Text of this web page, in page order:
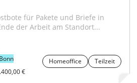
für Pakete und Briefe in
der Arbeit am Standort...
Bonn Homeoffice
Teilzeit
€